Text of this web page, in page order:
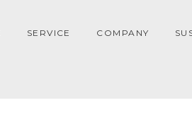
SERVICE COMPANY